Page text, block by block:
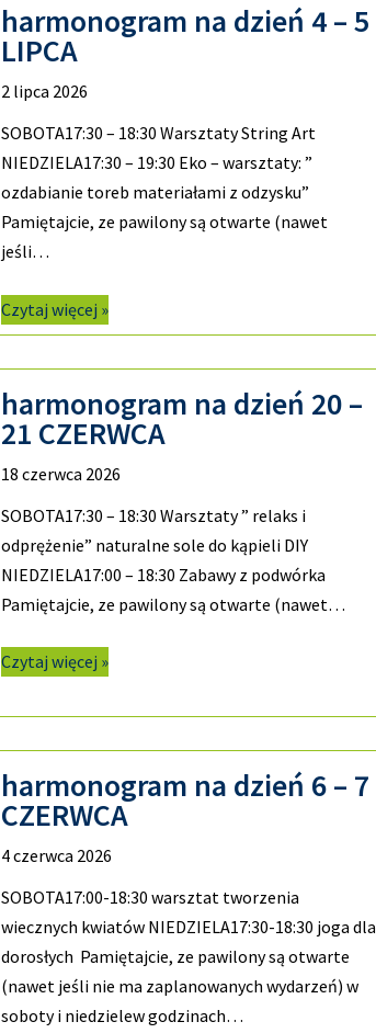
harmonogram na dzień 4 – 5
LIPCA
2 lipca 2026
SOBOTA17:30 – 18:30 Warsztaty String Art
NIEDZIELA17:30 – 19:30 Eko – warsztaty: ”
ozdabianie toreb materiałami z odzysku”
Pamiętajcie, ze pawilony są otwarte (nawet
jeśli…
Czytaj więcej »
harmonogram na dzień 20 –
21 CZERWCA
18 czerwca 2026
SOBOTA17:30 – 18:30 Warsztaty ” relaks i
odprężenie” naturalne sole do kąpieli DIY
NIEDZIELA17:00 – 18:30 Zabawy z podwórka
Pamiętajcie, ze pawilony są otwarte (nawet…
Czytaj więcej »
harmonogram na dzień 6 – 7
CZERWCA
4 czerwca 2026
SOBOTA17:00-18:30 warsztat tworzenia
wiecznych kwiatów NIEDZIELA17:30-18:30 joga dla
dorosłych Pamiętajcie, ze pawilony są otwarte
(nawet jeśli nie ma zaplanowanych wydarzeń) w
soboty i niedzielew godzinach…